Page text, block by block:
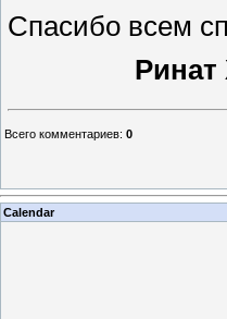
Спасибо всем
Ринат
Всего комментариев: 0
Calendar